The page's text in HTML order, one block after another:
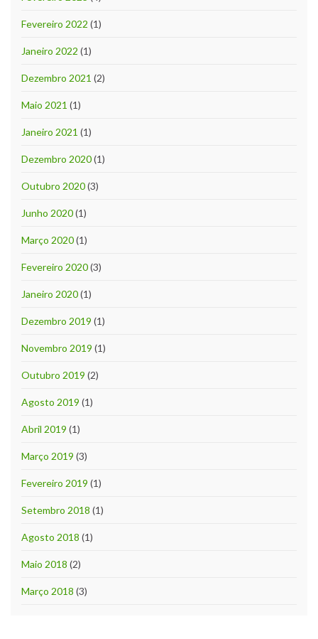
Fevereiro 2022 (1)
Janeiro 2022 (1)
Dezembro 2021 (2)
Maio 2021 (1)
Janeiro 2021 (1)
Dezembro 2020(1)
Outubro 2020(3)
Junho 2020(1)
Março 2020(1)
Fevereiro 2020(3)
Janeiro 2020(1)
Dezembro 2019 (1)
Novembro 2019 (1)
Outubro 2019 (2)
Agosto 2019 (1)
Abril 2019 (1)
Março 2019 (3)
Fevereiro 2019 (1)
Setembro 2018 (1)
Agosto 2018 (1)
Maio 2018 (2)
Março 2018 (3)